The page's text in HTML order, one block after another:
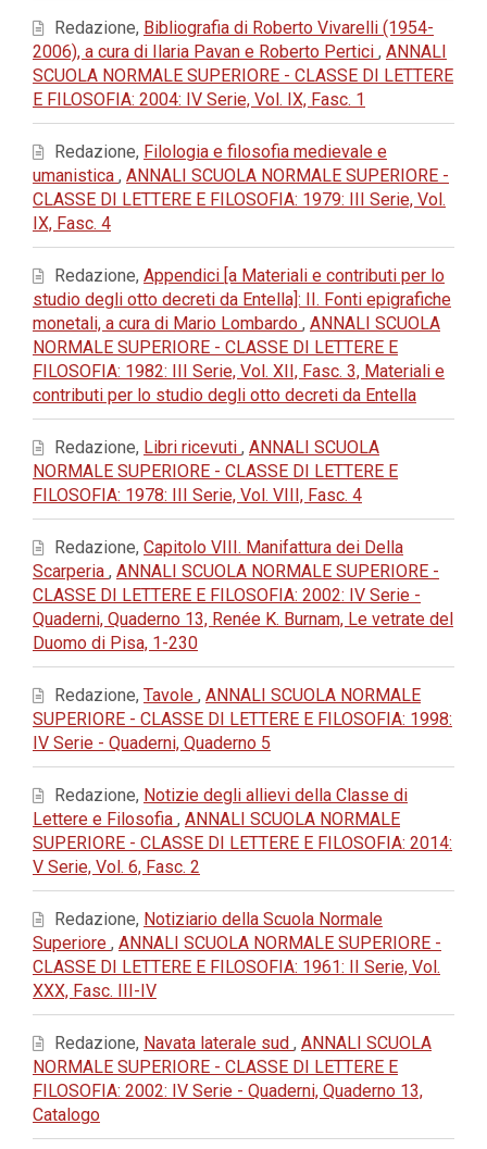
Redazione, Bibliografia di Roberto Vivarelli (1954-
2006), a cura di Ilaria Pavan e Roberto Pertici , ANNALI
SCUOLA NORMALE SUPERIORE - CLASSE DI LETTERE
E FILOSOFIA: 2004: IV Serie, Vol. IX, Fasc. 1
Redazione, Filologia e filosofia medievale e
umanistica , ANNALI SCUOLA NORMALE SUPERIORE -
CLASSE DI LETTERE E FILOSOFIA: 1979: III Serie, Vol.
IX, Fasc. 4
Redazione, Appendici [a Materiali e contributi per lo
studio degli otto decreti da Entella]: II. Fonti epigrafiche
monetali, a cura di Mario Lombardo , ANNALI SCUOLA
NORMALE SUPERIORE - CLASSE DI LETTERE E
FILOSOFIA: 1982: III Serie, Vol. XII, Fasc. 3, Materiali e
contributi per lo studio degli otto decreti da Entella
Redazione, Libri ricevuti , ANNALI SCUOLA
NORMALE SUPERIORE - CLASSE DI LETTERE E
FILOSOFIA: 1978: III Serie, Vol. VIII, Fasc. 4
Redazione, Capitolo VIII. Manifattura dei Della
Scarperia , ANNALI SCUOLA NORMALE SUPERIORE -
CLASSE DI LETTERE E FILOSOFIA: 2002: IV Serie -
Quaderni, Quaderno 13, Renée K. Burnam, Le vetrate del
Duomo di Pisa, 1-230
Redazione, Tavole , ANNALI SCUOLA NORMALE
SUPERIORE - CLASSE DI LETTERE E FILOSOFIA: 1998:
IV Serie - Quaderni, Quaderno 5
Redazione, Notizie degli allievi della Classe di
Lettere e Filosofia , ANNALI SCUOLA NORMALE
SUPERIORE - CLASSE DI LETTERE E FILOSOFIA: 2014:
V Serie, Vol. 6, Fasc. 2
Redazione, Notiziario della Scuola Normale
Superiore , ANNALI SCUOLA NORMALE SUPERIORE -
CLASSE DI LETTERE E FILOSOFIA: 1961: II Serie, Vol.
XXX, Fasc. III-IV
Redazione, Navata laterale sud , ANNALI SCUOLA
NORMALE SUPERIORE - CLASSE DI LETTERE E
FILOSOFIA: 2002: IV Serie - Quaderni, Quaderno 13,
Catalogo